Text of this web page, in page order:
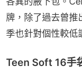
牌，除了過去曾推
季也針對個性較低
Teen Soft 16手